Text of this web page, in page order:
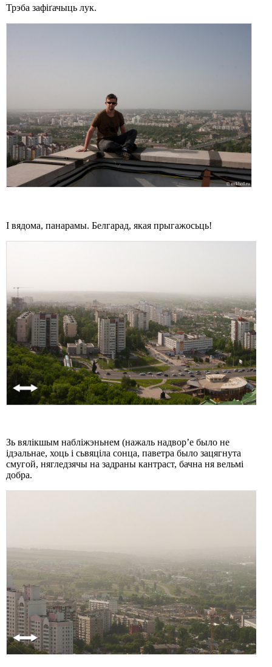
Трэба зафіґачыць лук.
І вядома, панарамы. Белгарад, якая прыгажосьць!
Зь вялікшым набліжэньнем (нажаль надвор’е было не
ідэальнае, хоць і сьвяціла сонца, паветра было зацягнута
смугой, нягледзячы на задраны кантраст, бачна ня вельмі
добра.